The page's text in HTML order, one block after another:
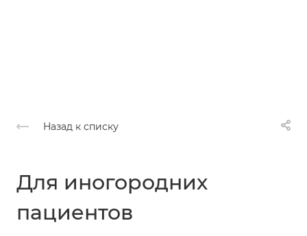
Назад к списку
Для иногородних
пациентов